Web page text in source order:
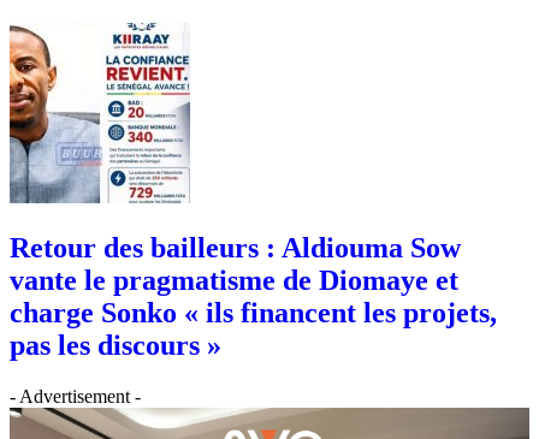
Retour des bailleurs : Aldiouma Sow
vante le pragmatisme de Diomaye et
charge Sonko « ils financent les projets,
pas les discours »
- Advertisement -